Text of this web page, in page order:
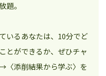
題。
いるあなたは、10分でど
とができるか、ぜひチャ
〈添削結果から学ぶ〉を